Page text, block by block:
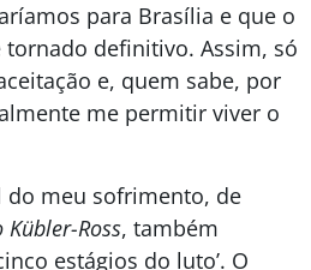
para Brasília e que o
definitivo. Assim, só
e, quem sabe, por
me permitir viver o
do meu sofrimento, de
Ross, também
estágios do luto’. O